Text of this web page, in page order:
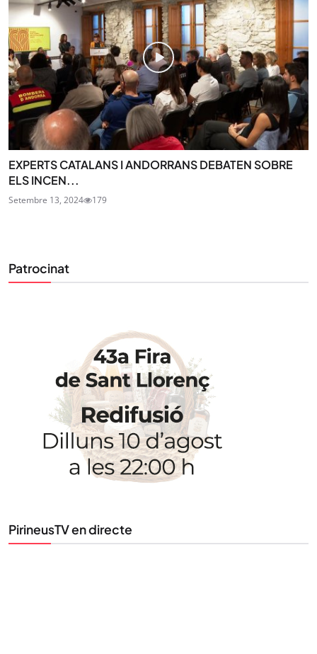
EXPERTS CATALANS I ANDORRANS DEBATEN SOBRE
ELS INCEN...
Setembre 13, 2024 179
Patrocinat
PirineusTV en directe
STAY UPDATED
Uneix-te al nostre butlletí
Tota l’actualitat, seleccionada i enviada directament
al teu correu. Subscriu-te al nostre butlletí i segueix
la informació que importa.